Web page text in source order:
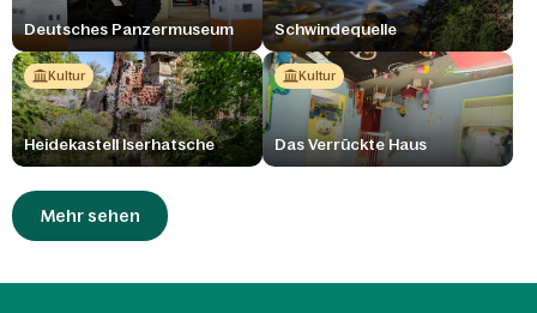
Deutsches Panzermuseum Schwindequelle
Kultur
Heidekastell Iserhatsche
Kultur
Das Verrückte Haus
Mehr sehen